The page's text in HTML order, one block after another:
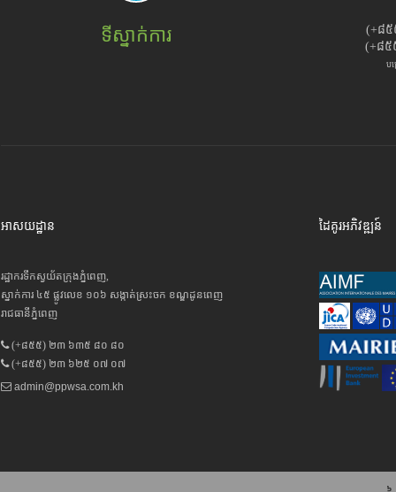
ទីស្នាក់ការ
(+៨
(+៨
ប
អាសយដ្ឋាន
រដ្ឋាករទឹកស្វយ័តក្រុងភ្នំពេញ,
ស្នាក់ការ ៤៥ ផ្លូវលេខ ១០៦ សង្កាត់ស្រះចក ខណ្ឌដូនពេញ
រាជធានីភ្នំពេញ
(+៨៥៥) ២៣ ៦៣៥ ៨០ ៨០
(+៨៥៥) ២៣ ៦២៥ ០៧ ០៧
admin@ppwsa.com.kh
ដៃគូរអភិវឌ្ឍន៍